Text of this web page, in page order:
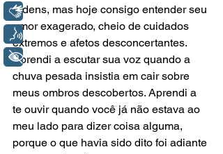
ordens, mas hoje consigo entender seu
amor exagerado, cheio de cuidados
extremos e afetos desconcertantes.
Aprendi a escutar sua voz quando a
chuva pesada insistia em cair sobre
meus ombros descobertos. Aprendi a
te ouvir quando você já não estava ao
meu lado para dizer coisa alguma,
porque o que havia sido dito foi adiante
Libras
Voz
+ Acessibilidade